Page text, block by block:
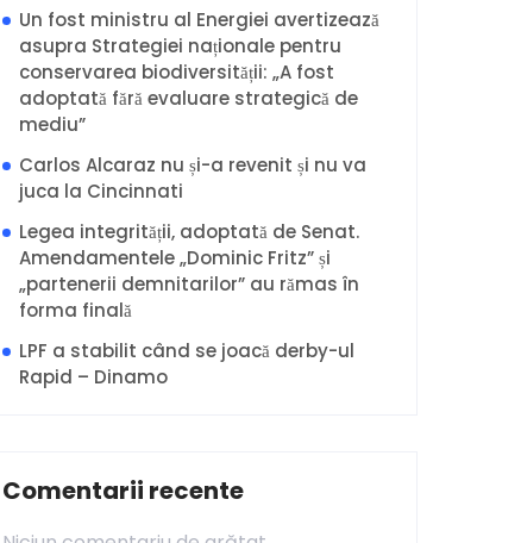
Un fost ministru al Energiei avertizează
asupra Strategiei naționale pentru
conservarea biodiversității: „A fost
adoptată fără evaluare strategică de
mediu”
Carlos Alcaraz nu și-a revenit și nu va
juca la Cincinnati
Legea integrității, adoptată de Senat.
Amendamentele „Dominic Fritz” și
„partenerii demnitarilor” au rămas în
forma finală
LPF a stabilit când se joacă derby-ul
Rapid – Dinamo
Comentarii recente